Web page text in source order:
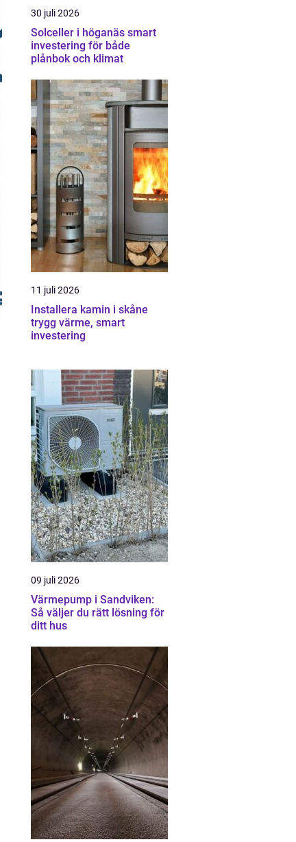
30 juli 2026
Solceller i höganäs smart
investering för både
plånbok och klimat
11 juli 2026
Installera kamin i skåne
trygg värme, smart
investering
09 juli 2026
Värmepump i Sandviken:
Så väljer du rätt lösning för
ditt hus